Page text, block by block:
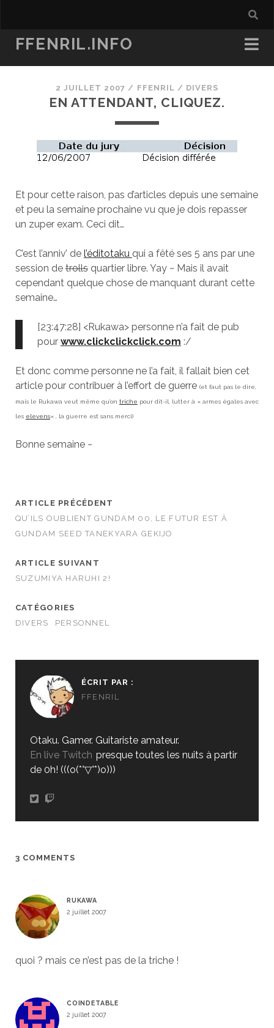
FFENRIL.INFO
2 JUILLET 2007 / FFENRIL / DIVERS
EN ATTENDANT, CLIQUEZ.
Et pour cette raison, pas d’articles depuis une semaine
et peu la semaine prochaine vu que je dois repasser
un zuper exam. Ceci dit…
C’est l’anniv’ de l’éditotaku qui a fêté ses 5 ans par une
session detrollsquartier libre. Yay ~ Mais il avait
cependant quelque chose de manquant durant cette
semaine…
[23:47:28] <Rukawa> personne n’a fait de pub
pour www.clickclickclick.com :/
Et donc comme personne ne l’a fait, il fallait bien cet
article pour contribuer à l’effort de guerre (et faut pas le dire,
mais le Rukawa veut même qu’on triche pour dit-il, lutter à « armes égales avec
les elevens« , la guerre est sans merci)
Bonne semaine ~
ARTICLE PRÉCÉDENT
QU’ILS OUBLIENT GUNDAM 00, LE FUTUR EST À
GUNDAM SEED TANEKYARA GEKIJO
ARTICLE SUIVANT
SUZUMIYA HARUHI 2!
CATÉGORIES
DIVERS
PERSONNEL
ÉCRIT PAR :
FFENRIL
Otaku. Gamer. Guitariste amateur.
En live Twitch presque toutes les nuits à partir
de 0h! (((o(*°▽°*)o)))
3 COMMENTS
RUKAWA
2 juillet 2007
quoi ? mais ce n’est pas de la triche !
COINDETABLE
2 juillet 2007